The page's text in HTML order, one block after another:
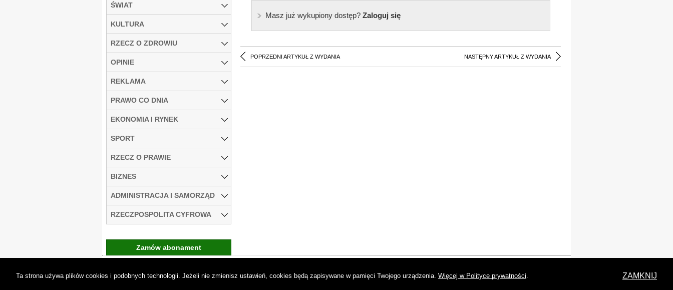
Masz już wykupiony dostęp?Zaloguj się
POPRZEDNI ARTYKUŁ Z WYDANIA NASTĘPNY ARTYKUŁ Z WYDANIA
ŚWIAT
KULTURA
RZECZ O ZDROWIU
OPINIE
REKLAMA
PRAWO CO DNIA
EKONOMIA I RYNEK
SPORT
RZECZ O PRAWIE
BIZNES
ADMINISTRACJA I SAMORZĄD
RZECZPOSPOLITA CYFROWA
Zamów abonament
Ta strona używa plików cookies i podobnych technologii. Jeżeli nie zmienisz ustawień, cookies będą zapisywane w pamięci Twojego urządzenia. Więcej w Polityce prywatności. ZAMKNIJ